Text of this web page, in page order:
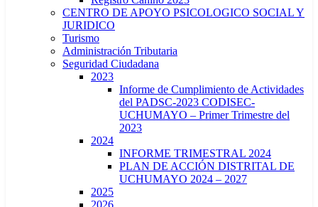
CENTRO DE APOYO PSICOLOGICO SOCIAL Y
JURIDICO
Turismo
Administración Tributaria
Seguridad Ciudadana
2023
Informe de Cumplimiento de Actividades
del PADSC-2023 CODISEC-
UCHUMAYO – Primer Trimestre del
2023
2024
INFORME TRIMESTRAL 2024
PLAN DE ACCIÓN DISTRITAL DE
UCHUMAYO 2024 – 2027
2025
2026